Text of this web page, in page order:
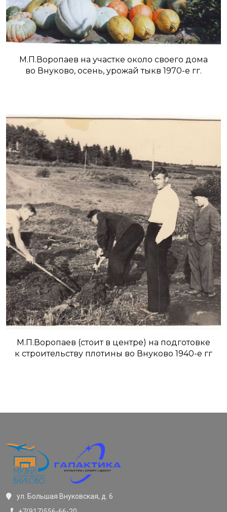
М.П.Воропаев на участке около своего дома
во Внуково, осень, урожай тыкв 1970-е гг.
М.П.Воропаев (стоит в центре) на подготовке
к строительству плотины во Внуково 1940-е гг
ул. Большая Внуковская, д. 6